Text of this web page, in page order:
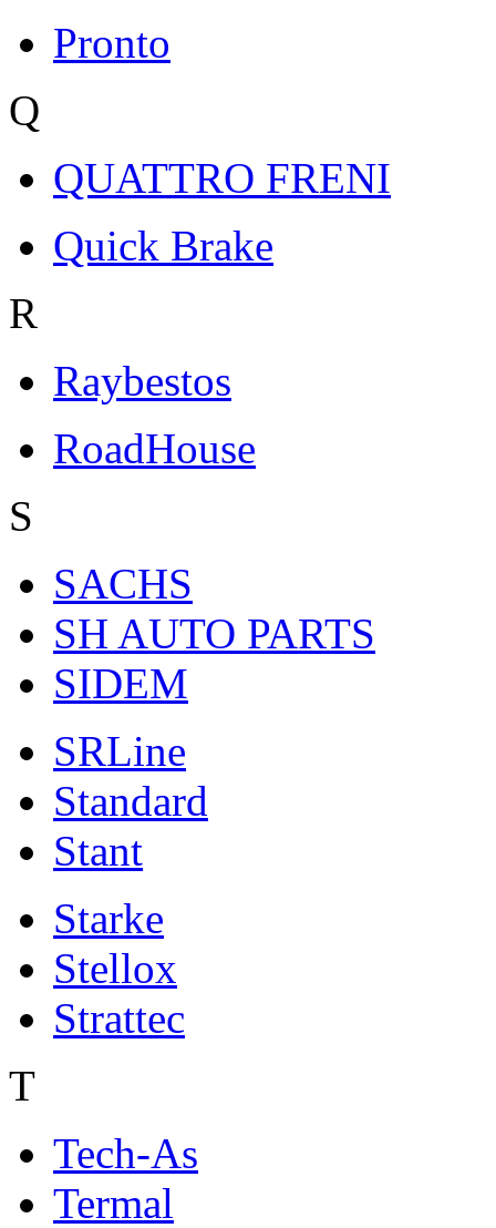
Pronto
Q
QUATTRO FRENI
Quick Brake
R
Raybestos
RoadHouse
S
SACHS
SH AUTO PARTS
SIDEM
SRLine
Standard
Stant
Starke
Stellox
Strattec
T
Tech-As
Termal